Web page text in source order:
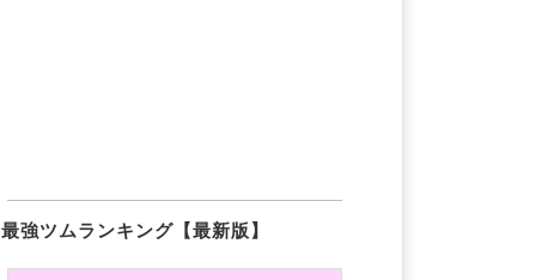
最強ツムランキング【最新版】